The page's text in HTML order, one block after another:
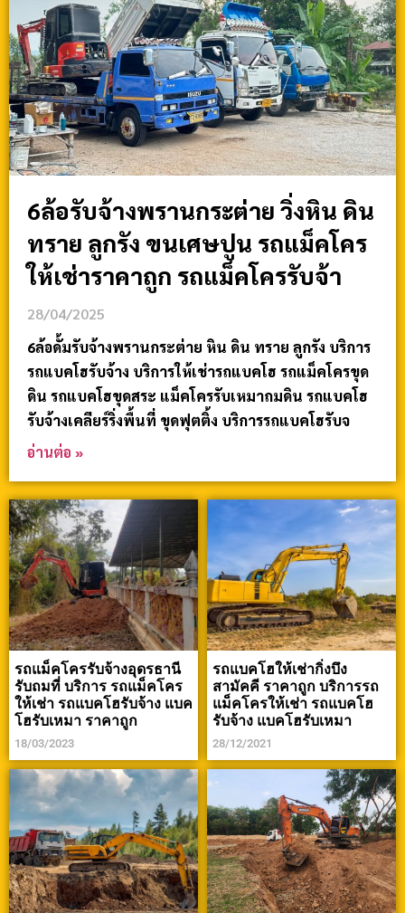
6ล้อรับจ้างพรานกระต่าย วิ่งหิน ดิน
ทราย ลูกรัง ขนเศษปูน รถแม็คโคร
ให้เช่าราคาถูก รถแม็คโครรับจ้า
28/04/2025
6ล้อดั้มรับจ้างพรานกระต่าย หิน ดิน ทราย ลูกรัง บริการ
รถแบคโฮรับจ้าง บริการให้เช่ารถแบคโฮ รถแม็คโครขุด
ดิน รถแบคโฮขุดสระ แม็คโครรับเหมาถมดิน รถแบคโฮ
รับจ้างเคลียร์ริ่งพื้นที่ ขุดฟุตติ้ง บริการรถแบคโฮรับจ
อ่านต่อ »
รถแม็คโครรับจ้างอุดรธานี
รับถมที่ บริการ รถแม็คโคร
ให้เช่า รถแบคโฮรับจ้าง แบค
โฮรับเหมา ราคาถูก
18/03/2023
รถแบคโฮให้เช่ากิ่งบึง
สามัคคี ราคาถูก บริการรถ
แม็คโครให้เช่า รถแบคโฮ
รับจ้าง แบคโฮรับเหมา
28/12/2021